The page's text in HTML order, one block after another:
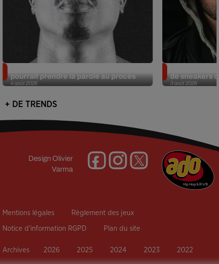
4 août 2026
pourrait prendre la parole au procès
3 août 2026
de sneakers
+ DE TRENDS
Design Olivier
Varma
Mentions légales Règlement des jeux
Notice d’information RGPD Plan du site
Archives 2026 2025 2024 2023 2022